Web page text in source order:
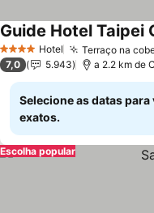
4 EstrelasHotel Terraço na
Guide Hotel Taipei
7,0 5.943 a 2.2 km de
Selecione as datas
exatos.
Escolha popular